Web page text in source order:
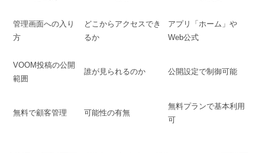
管理画面への入り
方
どこからアクセスでき
るか
アプリ「ホーム」や
Web公式
VOOM投稿の公開
範囲
誰が見られるのか 公開設定で制御可能
無料で顧客管理 可能性の有無
無料プランで基本利用
可